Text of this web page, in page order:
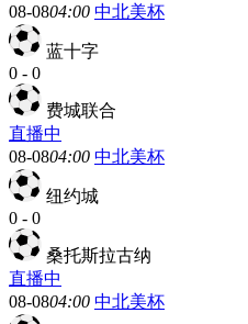
08-0804:00 中北美杯
蓝十字
0 - 0
费城联合
直播中
08-0804:00 中北美杯
纽约城
0 - 0
桑托斯拉古纳
直播中
08-0804:00 中北美杯